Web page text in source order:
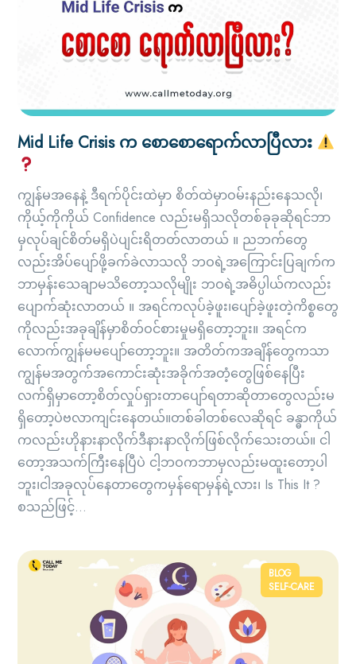
Mid Life Crisis က စောစောရောက်လာပြီလား
ကျွန်မအနေနဲ့ ဒီရက်ပိုင်းထဲမှာ စိတ်ထဲမှာဝမ်းနည်းနေသလို၊
ကိုယ့်ကိုကိုယ် Confidence လည်းမရှိသလိုတစ်ခုခုဆိုရင်ဘာ
မှလုပ်ချင်စိတ်မရှိပဲပျင်းရိတတ်လာတယ် ။ ညဘက်တွေ
လည်းအိပ်ပျော်ဖို့ခက်ခဲလာသလို ဘဝရဲ့အကြောင်းပြချက်က
ဘာမှန်းသေချာမသိတော့သလိုမျိုး ဘဝရဲ့အဓိပ္ပါယ်ကလည်း
ပျောက်ဆုံးလာတယ် ။ အရင်ကလုပ်ခဲ့ဖူး၊ပျော်ခဲ့ဖူးတဲ့ကိစ္စတွေ
ကိုလည်းအခုချိန်မှာစိတ်ဝင်စားမှုမရှိတော့ဘူး။ အရင်က
လောက်ကျွန်မမပျော်တော့ဘူး။ အတိတ်ကအချိန်တွေကသာ
ကျွန်မအတွက်အကောင်းဆုံးအခိုက်အတံ့တွေဖြစ်နေပြီး
လက်ရှိမှာတော့စိတ်လှုပ်ရှားတာပျော်ရတာဆိုတာတွေလည်းမ
ရှိတော့ပဲဗလာကျင်းနေတယ်။တစ်ခါတစ်လေဆိုရင် ခန္ဓာကိုယ်
ကလည်းဟိုနားနာလိုက်ဒီနားနာလိုက်ဖြစ်လိုက်သေးတယ်။ ငါ
တော့အသက်ကြီးနေပြီပဲ ငါ့ဘဝကဘာမှလည်းမထူးတော့ပါ
ဘူး၊ငါအခုလုပ်နေတာတွေကမှန်ရောမှန်ရဲ့လား၊ Is This It ?
စသည်ဖြင့်...
BLOG
SELF-CARE